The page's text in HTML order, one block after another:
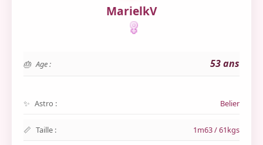
MarielkV
Age : 53 ans
Astro : Belier
Taille : 1m63 / 61kgs